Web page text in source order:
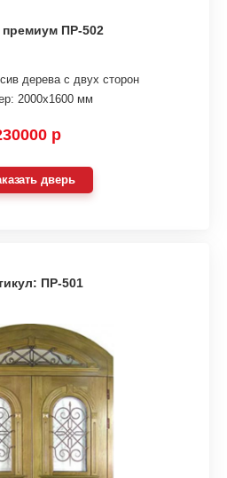
ПР-502
дерева с двух сторон
2000х1600 мм
р
дверь
ПР-501